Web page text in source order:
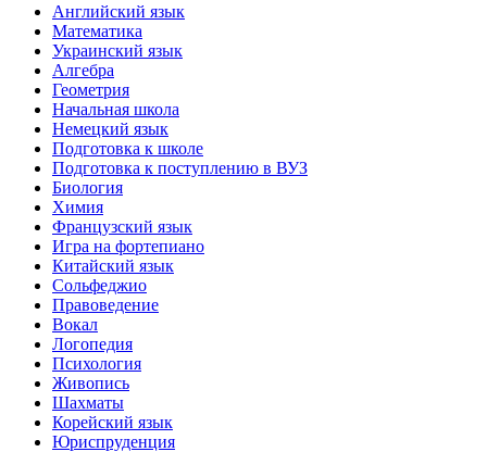
Английский язык
Математика
Украинский язык
Алгебра
Геометрия
Начальная школа
Немецкий язык
Подготовка к школе
Подготовка к поступлению в ВУЗ
Биология
Химия
Французский язык
Игра на фортепиано
Китайский язык
Сольфеджио
Правоведение
Вокал
Логопедия
Психология
Живопись
Шахматы
Корейский язык
Юриспруденция